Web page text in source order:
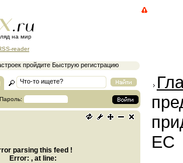
на мир
пройдите Быструю регистрацию
reader
Пароль:
parsing this feed !
Error: , at line:
ЕС